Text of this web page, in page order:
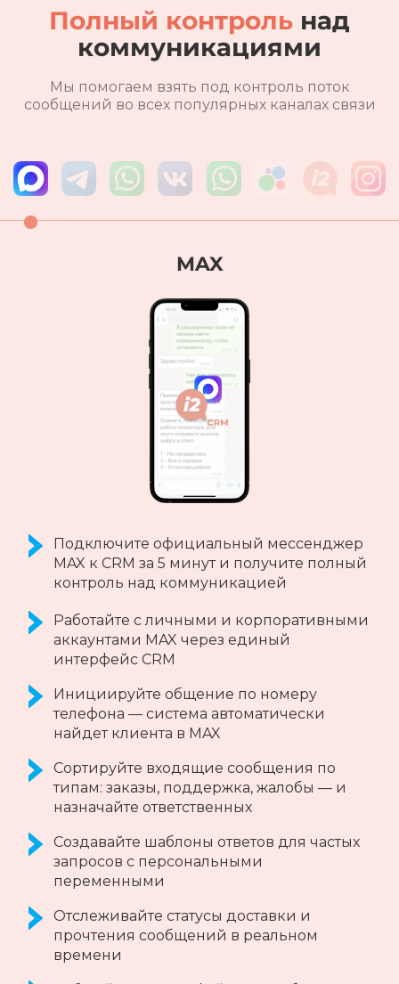
Полный контроль над
коммуникациями
Мы помогаем взять под контроль поток
сообщений во всех популярных каналах связи
Telegram
Интеграция личного аккаунта Telegram с
CRM-системами за 5 минут
Обменивайтесь личными сообщениями,
отвечайте на сообщения из CRM-системы,
Передавайте различные типы
сообщений: текст, эмоджи, музыка, видео
Получайте комментарии к постам из
Telegram-каналов и отвечайте на них из
Создавайте черные и белые списки
каналов и групп
Все возможности Telegram